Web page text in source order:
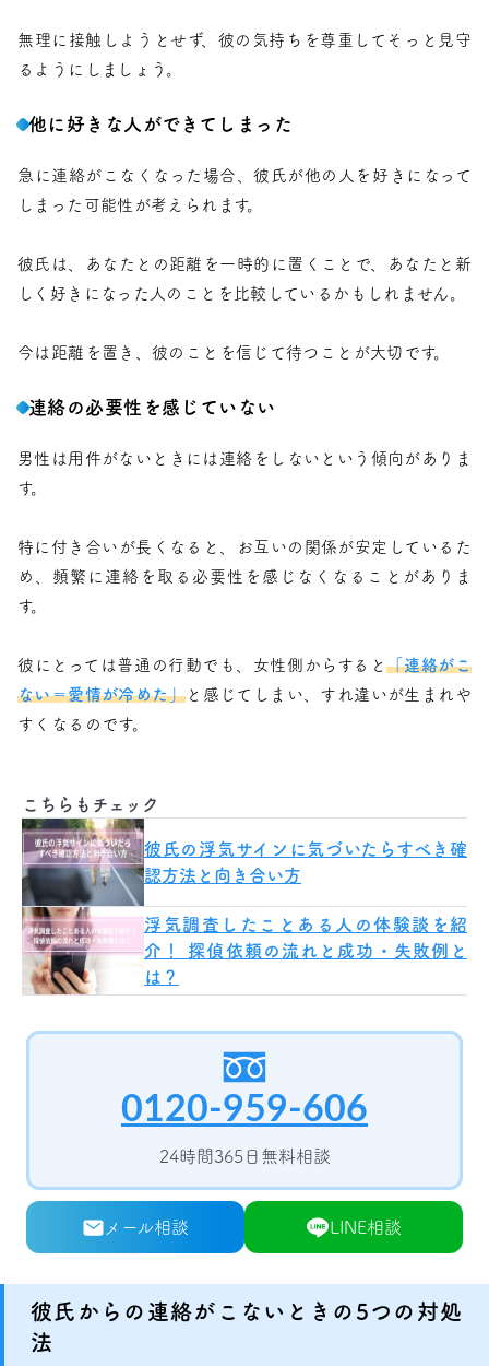
無理に接触しようとせず、彼の気持ちを尊重してそっと見守
るようにしましょう。
他に好きな人ができてしまった
急に連絡がこなくなった場合、彼氏が他の人を好きになって
しまった可能性が考えられます。
彼氏は、あなたとの距離を一時的に置くことで、あなたと新
しく好きになった人のことを比較しているかもしれません。
今は距離を置き、彼のことを信じて待つことが大切です。
連絡の必要性を感じていない
男性は用件がないときには連絡をしないという傾向がありま
す。
特に付き合いが長くなると、お互いの関係が安定しているた
め、頻繁に連絡を取る必要性を感じなくなることがありま
す。
彼にとっては普通の行動でも、女性側からすると「連絡がこ
ない＝愛情が冷めた」 と感じてしまい、すれ違いが生まれや
すくなるのです。
こちらもチェック
彼氏の浮気サインに気づいたらすべき確
認方法と向き合い方
浮気調査したことある人の体験談を紹
介！ 探偵依頼の流れと成功・失敗例と
は？
0120-959-606
24時間365日無料相談
メール相談 LINE相談
彼氏からの連絡がこないときの5つの対処
法